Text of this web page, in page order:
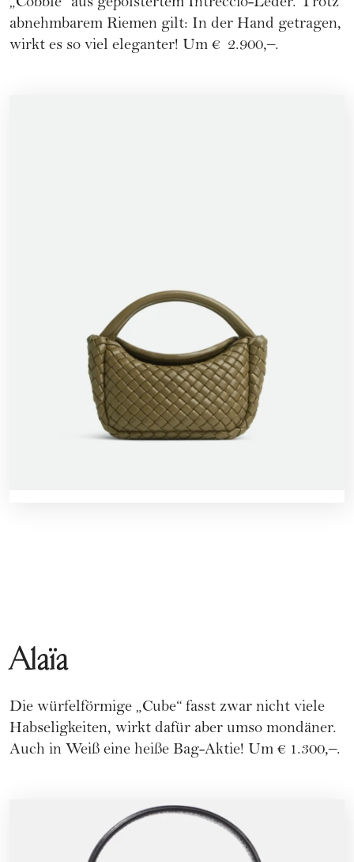
„Cobble“ aus gepolstertem Intreccio-Leder. Trotz
abnehmbarem Riemen gilt: In der Hand getragen,
wirkt es so viel eleganter! Um € 2.900,–.
Alaïa
Die würfelförmige „Cube“ fasst zwar nicht viele
Habseligkeiten, wirkt dafür aber umso mondäner.
Auch in Weiß eine heiße Bag-Aktie! Um € 1.300,–.